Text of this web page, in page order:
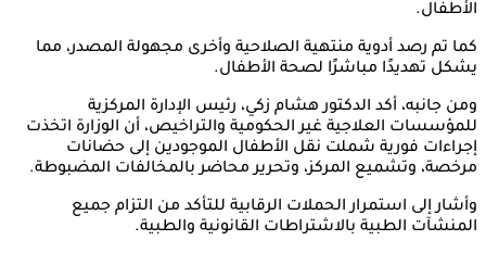
الأطفال.
كما تم رصد أدوية منتهية الصلاحية وأخرى مجهولة المصدر، مما
يشكل تهديدًا مباشرًا لصحة الأطفال.
ومن جانبه، أكد الدكتور هشام زكي، رئيس الإدارة المركزية
للمؤسسات العلاجية غير الحكومية والتراخيص، أن الوزارة اتخذت
إجراءات فورية شملت نقل الأطفال الموجودين إلى حضانات
مرخصة، وتشميع المركز، وتحرير محاضر بالمخالفات المضبوطة.
وأشار إلى استمرار الحملات الرقابية للتأكد من التزام جميع
المنشآت الطبية بالاشتراطات القانونية والطبية.